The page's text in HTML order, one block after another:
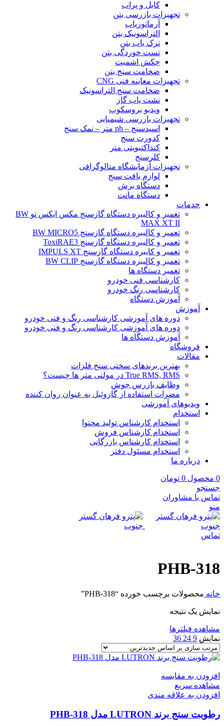
کابل و پراب
تجهیزات بازرسی بتن
آرماتوریاب
التراسونیک بتن
ترک یاب بتن
تست خوردگی بتن
چکش اشمیت
ضخامت سنج بتن
تجهیزات معاینه فنی CNG
ضخامت سنج التراسونیک
نشت یاب گاز
ویدیو بروسکوپ
تجهیزات بازرسی شیمیایی
اسیدسنج – ph متر – نمک سنج
کدورت سنج
کنداکتیویتی متر
کلرسنج
تجهیزات آزمایشگاه متالوگرافی
لوازم بافت سنج
دستگاه برش
دستگاه مانت
خدمات
تعمیر و کالیبره دستگاه گازسنج مکس ایکس تو BW
MAX XT II
تعمیر و کالیبره دستگاه گازسنج BW MICRO5
تعمیر و کالیبره دستگاه گازسنج ToxiRAE3
تعمیر و کایبره دستگاه گازسنج IMPULS XT
تعمیر و کالیبره دستگاه گازسنج BW CLIP
تعمیر دستگاه ها
کارشناسی فنی خودرو
کارشناسی رنگ خودرو
آموزش دستگاه
آموزش
دوره های آموزشی کارشناسی رنگ و فنی خودرو
دوره های آموزشی کارشناسی رنگ و فنی خودرو
آموزش دستگاه ها
فروشگاه
مقالات
بهترین برندهای سختی سنج فلزات
True RMS, RMS در مولتی متر ها چیست؟
وظایف بازرس جوش
مضرات استفاده از گازوئیل به عنوان روان کننده
ویدیوهای آموزشی
استخدام
استخدام کارشناس تولید محتوا
استخدام کارشناس فروش
استخدام کارشناس بازرگانی
استخدام مسئول دفتر
درباره ما
0 محصول 0 تومان
جستجو
تماس با مشاوران
منو
تماس
PHB-318
خانه محصولات برچسب خورده “PHB-318”
نمایش یک نتیجه
مشاهده فیلترها
نمایش 9
24
36
افزودن به مقایسه
مشاهده سریع
افزودن به علاقه مندی
رطوبت سنج برند LUTRON مدل PHB-318